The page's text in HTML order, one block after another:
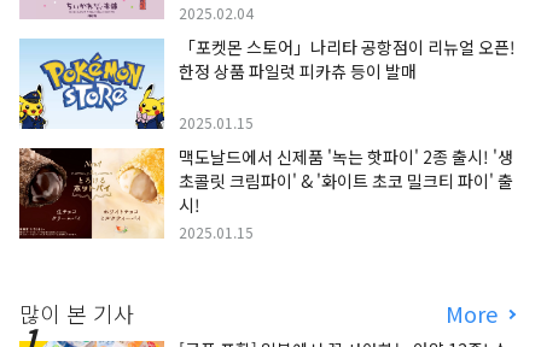
2025.02.04
「포켓몬 스토어」나리타 공항점이 리뉴얼 오픈!
한정 상품 파일럿 피카츄 등이 발매
2025.01.15
맥도날드에서 신제품 '녹는 핫파이' 2종 출시! '생
초콜릿 크림파이' & '화이트 초코 밀크티 파이' 출
시!
2025.01.15
많이 본 기사 More